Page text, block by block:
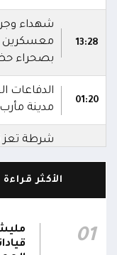
13:28
شهداء
معسكرين
بصحراء
01:20
الدفاعات
مدينة مأرب
شرطة تعز
الجريمة..
23:16
مركز
الأكثر قراءة
01